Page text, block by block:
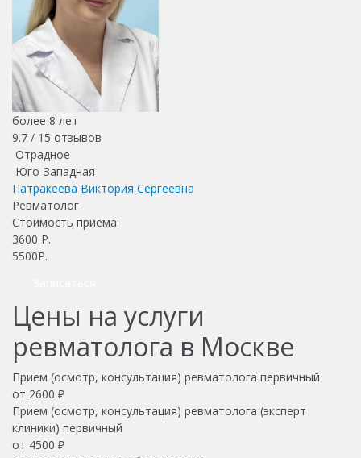
более 8 лет
9.7 / 15 отзывов
Отрадное
Юго-Западная
Патракеева Виктория Сергеевна
Ревматолог
Стоимость приема:
3600 Р.
5500Р.
Цены на услуги
ревматолога в Москве
Прием (осмотр, консультация) ревматолога первичный
от 2600 ₽
Прием (осмотр, консультация) ревматолога (эксперт
клиники) первичный
от 4500 ₽